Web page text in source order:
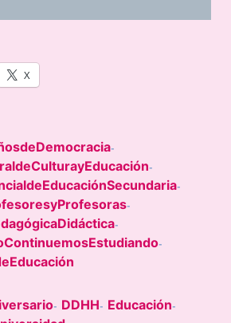
X
-
-
-
-
-
-
- DDHH- Educación-